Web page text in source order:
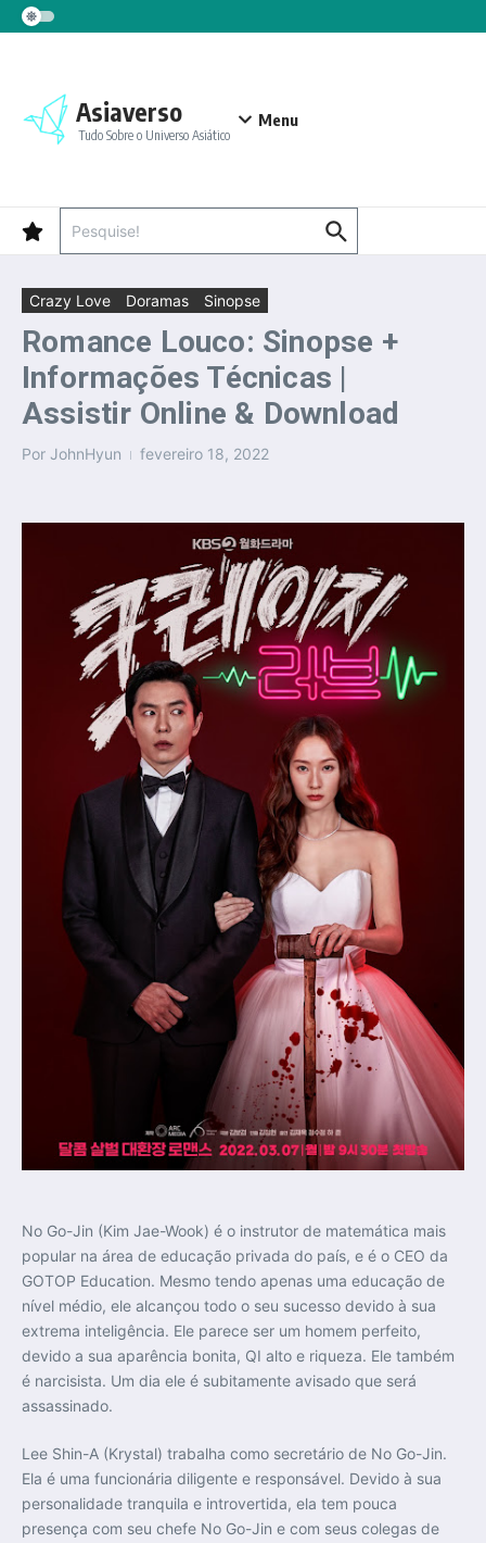
Ir para o conteúdo
Asiaverso
Tudo Sobre o Universo Asiático
Menu
Crazy Love Doramas Sinopse
Romance Louco: Sinopse +
Informações Técnicas |
Assistir Online & Download
Por JohnHyun fevereiro 18, 2022
No Go-Jin (Kim Jae-Wook) é o instrutor de matemática mais
popular na área de educação privada do país, e é o CEO da
GOTOP Education. Mesmo tendo apenas uma educação de
nível médio, ele alcançou todo o seu sucesso devido à sua
extrema inteligência. Ele parece ser um homem perfeito,
devido a sua aparência bonita, QI alto e riqueza. Ele também
é narcisista. Um dia ele é subitamente avisado que será
assassinado.
Lee Shin-A (Krystal) trabalha como secretário de No Go-Jin.
Ela é uma funcionária diligente e responsável. Devido à sua
personalidade tranquila e introvertida, ela tem pouca
presença com seu chefe No Go-Jin e com seus colegas de